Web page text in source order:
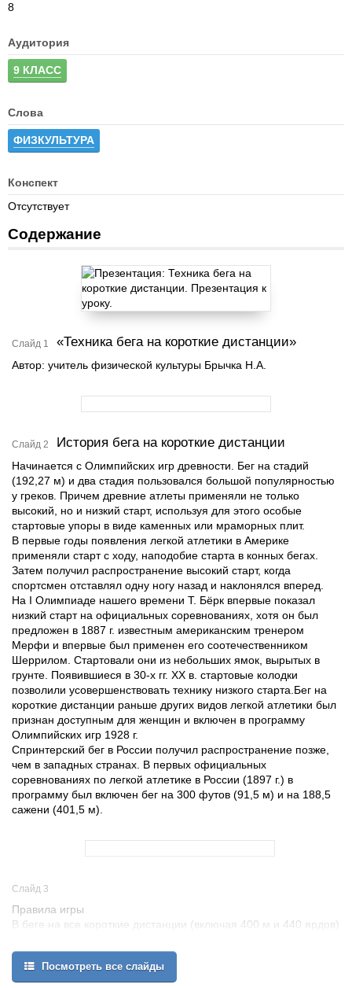
8
Аудитория
9 КЛАСС
Слова
ФИЗКУЛЬТУРА
Конспект
Отсутствует
Содержание
Слайд 1 «Техника бега на короткие дистанции»
Автор: учитель физической культуры Брычка Н.А.
Слайд 2 История бега на короткие дистанции
Начинается с Олимпийских игр древности. Бег на стадий
(192,27 м) и два стадия пользовался большой популярностью
у греков. Причем древние атлеты применяли не только
высокий, но и низкий старт, используя для этого особые
стартовые упоры в виде каменных или мраморных плит.
В первые годы появления легкой атлетики в Америке
применяли старт с ходу, наподобие старта в конных бегах.
Затем получил распространение высокий старт, когда
спортсмен отставлял одну ногу назад и наклонялся вперед.
На I Олимпиаде нашего времени Т. Бёрк впервые показал
низкий старт на официальных соревнованиях, хотя он был
предложен в 1887 г. известным американским тренером
Мерфи и впервые был применен его соотечественником
Шеррилом. Стартовали они из небольших ямок, вырытых в
грунте. Появившиеся в 30-х гг. XX в. стартовые колодки
позволили усовершенствовать технику низкого старта.Бег на
короткие дистанции раньше других видов легкой атлетики был
признан доступным для женщин и включен в программу
Олимпийских игр 1928 г.
Спринтерский бег в России получил распространение позже,
чем в западных странах. В первых официальных
соревнованиях по легкой атлетике в России (1897 г.) в
программу был включен бег на 300 футов (91,5 м) и на 188,5
сажени (401,5 м).
Слайд 3
Правила игры
В беге на все короткие дистанции (включая 400 м и 440 ярдов)
левую ограничительную линию.
За нарушение этого правила он снимается с соревнования.
Бегун вправе пользоваться собственными стартовыми
Посмотреть все слайды